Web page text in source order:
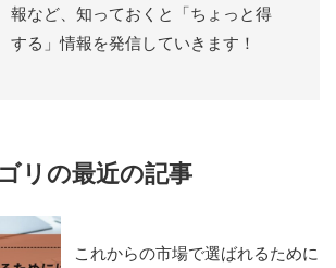
報など、知っておくと「ちょっと得
する」情報を発信していきます！
リの最近の記事
これからの市場で選ばれるために